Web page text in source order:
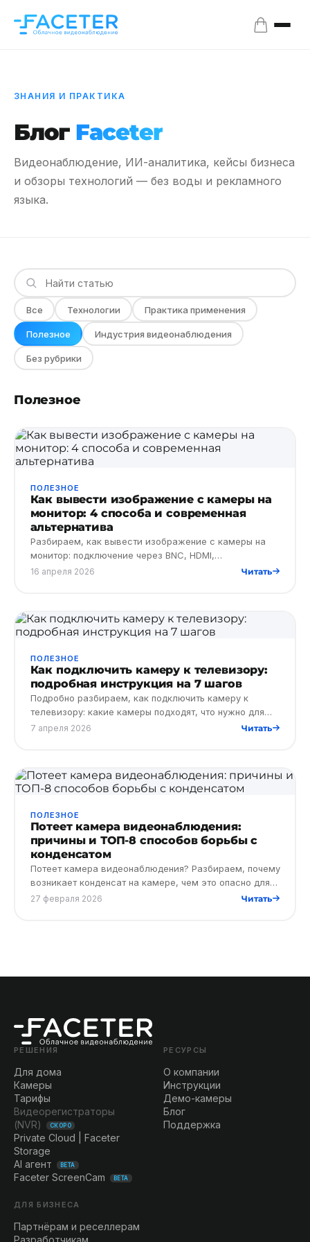
ЗНАНИЯ И ПРАКТИКА
Блог Faceter
Видеонаблюдение, ИИ-аналитика, кейсы бизнеса
и обзоры технологий — без воды и рекламного
языка.
Все Технологии Практика применения
Полезное Индустрия видеонаблюдения
Без рубрики
Полезное
ПОЛЕЗНОЕ
Как вывести изображение с камеры на
монитор: 4 способа и современная
альтернатива
Разбираем, как вывести изображение с камеры на
монитор: подключение через BNC, HDMI,
видеорегистратор и современные облачные решения
16 апреля 2026 Читать
ПОЛЕЗНОЕ
Как подключить камеру к телевизору:
подробная инструкция на 7 шагов
Подробно разбираем, как подключить камеру к
телевизору: какие камеры подходят, что нужно для
подключения и как подключить уличную камеру
7 апреля 2026 Читать
ПОЛЕЗНОЕ
Потеет камера видеонаблюдения:
причины и ТОП-8 способов борьбы с
конденсатом
Потеет камера видеонаблюдения? Разбираем, почему
возникает конденсат на камере, чем это опасно для
системы безопасности и какие решения помогут
27 февраля 2026 Читать
РЕШЕНИЯ
Для дома
Камеры
Тарифы
Видеорегистраторы
(NVR)
СКОРО
Private Cloud | Faceter
Storage
AI агент
BETA
Faceter ScreenCam BETA
РЕСУРСЫ
О компании
Инструкции
Демо-камеры
Блог
Поддержка
ДЛЯ БИЗНЕСА
Партнёрам и реселлерам
Разработчикам